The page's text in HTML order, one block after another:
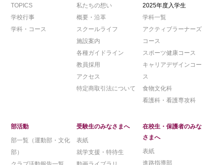
TOPICS
学校行事
学科・コース
私たちの想い
概要・沿革
スクールライフ
施設案内
各種ガイドライン
教員採用
アクセス
特定商取引法について
2025年度入学生
学科一覧
アクティブラーナーズ
コース
スポーツ健康コース
キャリアデザインコー
ス
食物文化科
看護科・看護専攻科
部活動
部一覧（運動部・文化
部）
受験生のみなさまへ
表紙
就学支援・特待生
在校生・保護者のみな
さまへ
表紙
進路指導部